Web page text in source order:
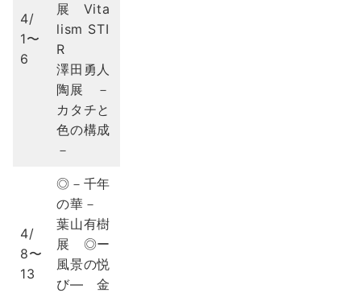
4/
1〜
6
展 Vita
lism STI
R
澤田勇人
陶展 －
カタチと
色の構成
－
4/
8〜
13
◎－千年
の華－
葉山有樹
展 ◎ー
風景の悦
び― 金